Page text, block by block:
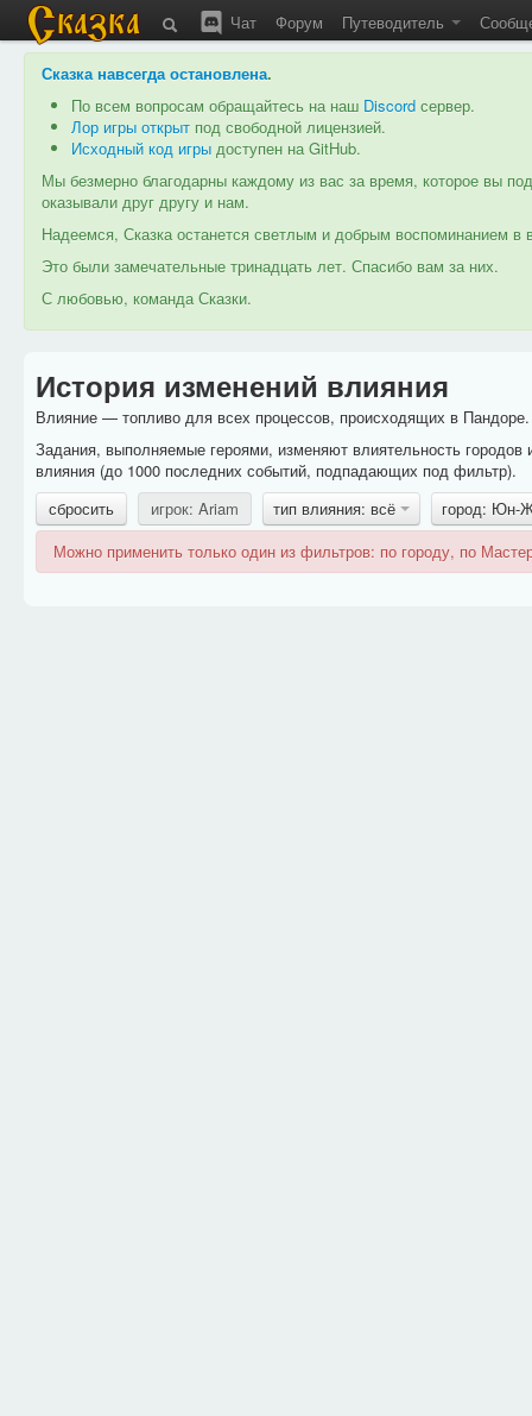
Чат Форум Путеводитель
Сказка навсегда остановлена.
По всем вопросам обращайтесь на наш Discord сервер.
Лор игры открыт под свободной лицензией.
Исходный код игры доступен на GitHub.
Мы безмерно благодарны каждому из вас за время, которое вы
оказывали друг другу и нам.
Надеемся, Сказка останется светлым и добрым воспоминанием
Это были замечательные тринадцать лет. Спасибо вам за них.
С любовью, команда Сказки.
История изменений влияния
Влияние — топливо для всех процессов, происходящих в
Задания, выполняемые героями, изменяют влиятельность
влияния (до 1000 последних событий, подпадающих под фильтр).
сбросить
игрок: Ariam тип влияния: всё
город: Юн-
Можно применить только один из фильтров: по городу, по